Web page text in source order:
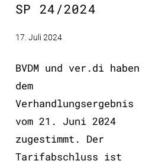
SP 24/2024
17. Juli 2024
BVDM und ver.di haben
dem
Verhandlungsergebnis
vom 21. Juni 2024
zugestimmt. Der
Tarifabschluss ist